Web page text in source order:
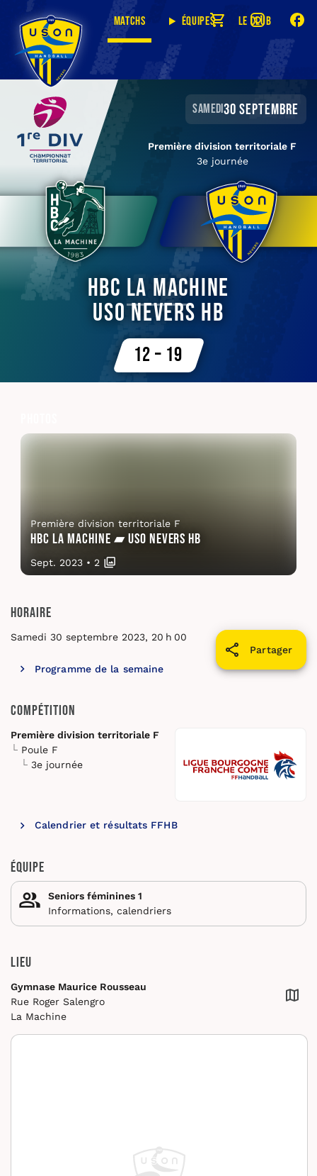
Matchs Équipes Le club
samedi30 septembre
Première division territoriale F
3e journée
HBC La Machine
USO Nevers HB
12 – 19
Première division territoriale F
HBC La Machine ▰ USO Nevers HB
Sept. 2023 • 2
Horaire
Partager
Samedi 30 septembre 2023, 20 h 00
Programme de la semaine
Compétition
Première division territoriale F
Poule F
3e journée
Calendrier et résultats FFHB
Équipe
Seniors féminines 1
Informations, calendriers
Lieu
Gymnase Maurice Rousseau
Rue Roger Salengro
La Machine